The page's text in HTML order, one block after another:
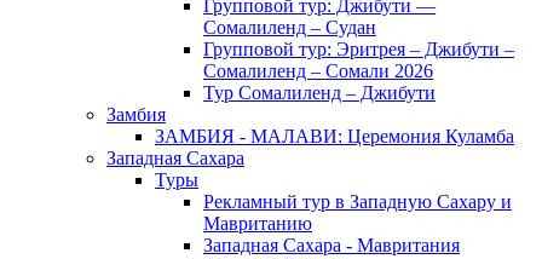
Групповой тур: Джибути —
Сомалиленд – Судан
Групповой тур: Эритрея – Джибути –
Сомалиленд – Сомали 2026
Тур Cомалиленд – Джибути
Замбия
ЗАМБИЯ - МАЛАВИ: Церемония Куламба
Западная Сахара
Туры
Рекламный тур в Западную Сахару и
Мавританию
Западная Сахара - Мавритания